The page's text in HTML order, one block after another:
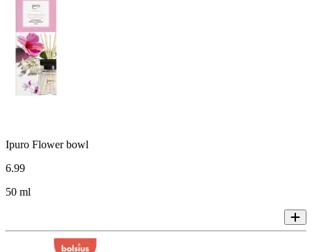
Ipuro Flower bowl
6.99
50 ml